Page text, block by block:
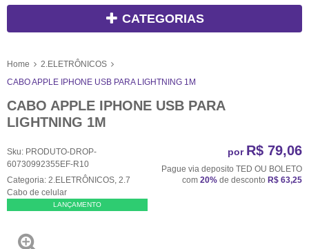
CATEGORIAS
Home
2.ELETRÔNICOS
CABO APPLE IPHONE USB PARA LIGHTNING 1M
CABO APPLE IPHONE USB PARA
LIGHTNING 1M
Sku: PRODUTO-DROP-
60730992355EF-R10
Categoria: 2.ELETRÔNICOS 2.7
Cabo de celular
LANÇAMENTO
por R$ 79,06
Pague via deposito TED OU BOLETO
com 20% de desconto R$ 63,25